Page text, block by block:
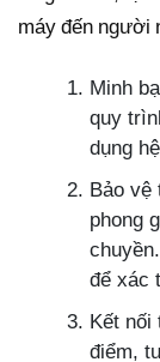
máy đến người
Minh
quy
dụng
Bảo vệ
phong
để xác
Kết nối
điểm,